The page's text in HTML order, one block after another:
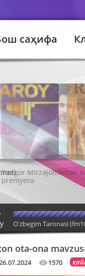
саҳифа
O'zbegim Taronasi
ota-ona
1570